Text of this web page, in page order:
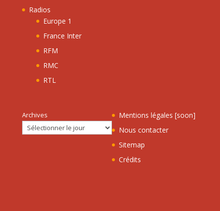
Radios
Europe 1
France Inter
RFM
RMC
RTL
Archives
Mentions légales [soon]
Nous contacter
Sitemap
Crédits